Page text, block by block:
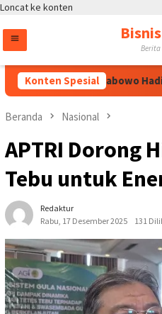
Loncat ke konten
Berita
Konten Spesial
Listyo Sigit Prabowo Hadir
Beranda Nasional
APTRI Dorong
Tebu untuk
Redaktur
Rabu, 17 Desember 2025
131